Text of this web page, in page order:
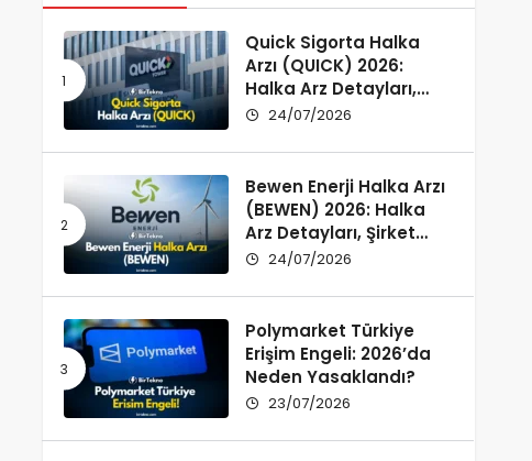
Quick Sigorta Halka
Arzı (QUICK) 2026:
Halka Arz Detayları,
Şirket Profili ve
24/07/2026
Bewen Enerji Halka Arzı
(BEWEN) 2026: Halka
Arz Detayları, Şirket
Profili ve Fon Kullanımı
24/07/2026
Polymarket Türkiye
Erişim Engeli: 2026’da
Neden Yasaklandı?
23/07/2026